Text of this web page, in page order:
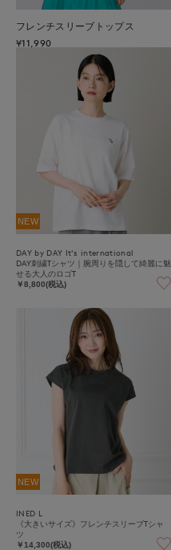
フレンチスリーブトップス
¥11,990
NEW
DAY by DAY It's international
DAY刺繍Tシャツ｜腕周りを隠して綺麗に魅
せる大人のロゴT
￥8,800(税込)
NEW
INED L
《大きいサイズ》フレンチスリーブTシャ
ツ
￥14,300(税込)